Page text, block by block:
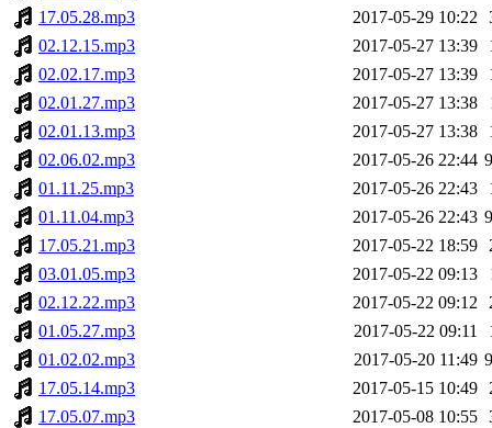
17.05.28.mp3
2017-05-29 10:22
02.12.15.mp3
2017-05-27 13:39
02.02.17.mp3
2017-05-27 13:39
02.01.27.mp3
2017-05-27 13:38
02.01.13.mp3
2017-05-27 13:38
02.06.02.mp3
2017-05-26 22:44
01.11.25.mp3
2017-05-26 22:43
01.11.04.mp3
2017-05-26 22:43
17.05.21.mp3
2017-05-22 18:59
03.01.05.mp3
2017-05-22 09:13
02.12.22.mp3
2017-05-22 09:12
01.05.27.mp3
2017-05-22 09:11
01.02.02.mp3
2017-05-20 11:49
17.05.14.mp3
2017-05-15 10:49
17.05.07.mp3
2017-05-08 10:55